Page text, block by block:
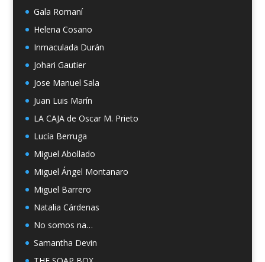
Gala Romaní
Helena Cosano
Inmaculada Durán
Johari Gautier
Jose Manuel Sala
Juan Luis Marín
LA CAJA de Oscar M. Prieto
Lucía Berruga
Miguel Abollado
Miguel Ángel Montanaro
Miguel Barrero
Natalia Cárdenas
No somos na…
Samantha Devin